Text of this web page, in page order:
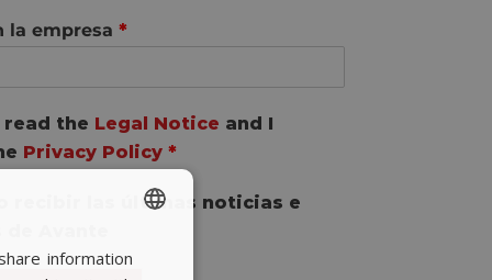
la empresa *
read the Legal Notice and I
Privacy Policy *
recibir las últimas noticias e
SPANISH
information